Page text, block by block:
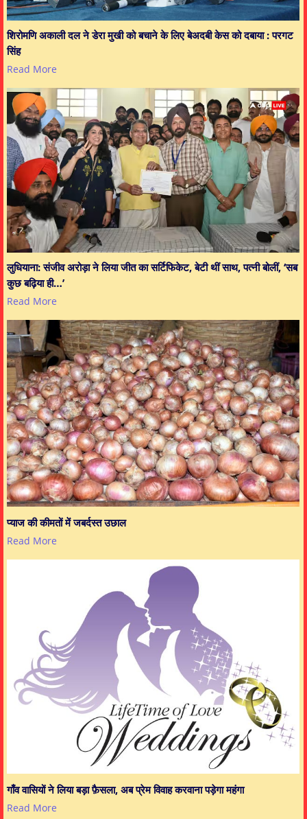
शिरोमणि अकाली दल ने डेरा मुखी को बचाने के लिए बेअदबी केस को दबाया : परगट
सिंह
Read More
लुधियाना: संजीव अरोड़ा ने लिया जीत का सर्टिफिकेट, बेटी थीं साथ, पत्नी बोलीं, ‘सब
कुछ बढ़िया ही…’
Read More
प्याज की कीमतों में जबर्दस्त उछाल
Read More
गाँव वासियों ने लिया बड़ा फ़ैसला, अब प्रेम विवाह करवाना पड़ेगा महंगा
Read More